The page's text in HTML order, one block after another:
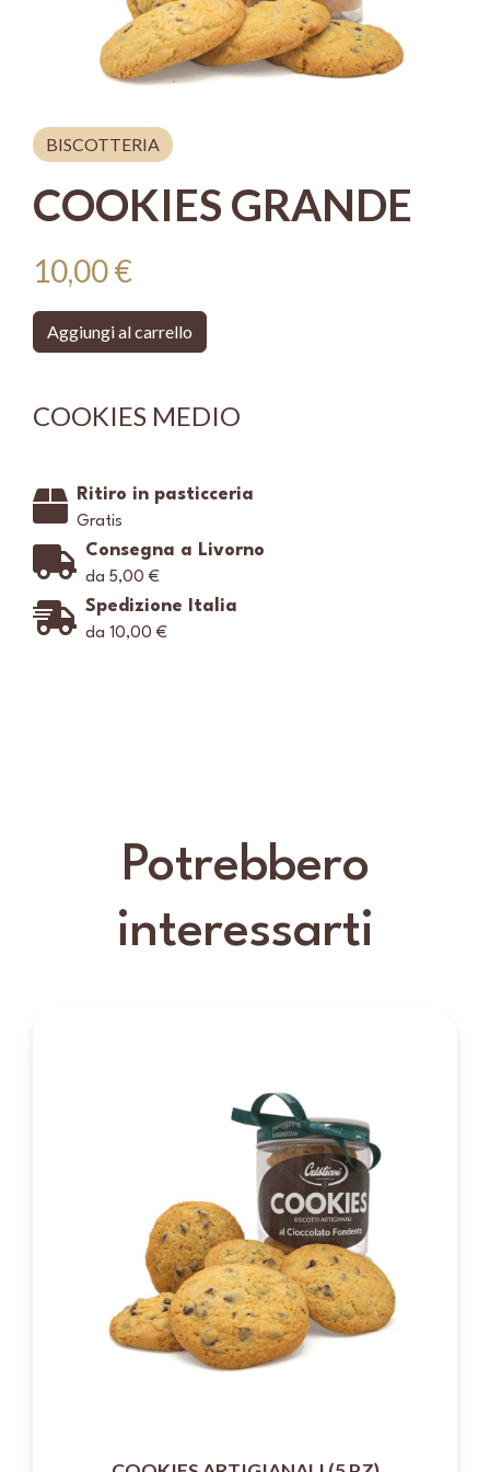
BISCOTTERIA
COOKIES GRANDE
10,00 €
Aggiungi al carrello
COOKIES MEDIO
Ritiro in pasticceria
Gratis
Consegna a Livorno
da 5,00 €
Spedizione Italia
da 10,00 €
Potrebbero
interessarti